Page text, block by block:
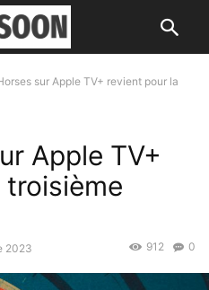
sur Apple TV+ revient pour la
Apple TV+
2023 0
912